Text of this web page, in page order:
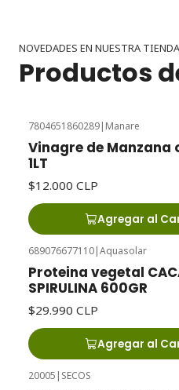
NOVEDADES EN NUESTRA TIENDA
Productos
7804651860289| Manare
Vinagre de Manzana
1LT
$12.000 CLP
Agregar al
689076677110|Aquasolar
Proteina vegetal
SPIRULINA 600GR
$29.990 CLP
Agregar al
20005 | SECOS